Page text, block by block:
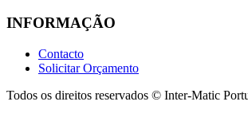
INFORMAÇÃO
Contacto
Solicitar Orçamento
Todos os direitos reservados © Inter-Matic